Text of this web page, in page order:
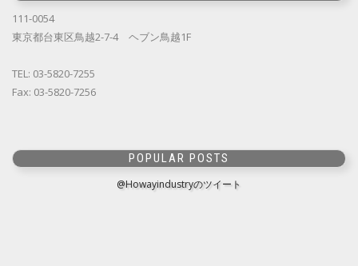
111-0054
東京都台東区鳥越2-7-4 ヘブン鳥越1F
TEL: 03-5820-7255
Fax: 03-5820-7256
POPULAR POSTS
@Howayindustryのツイート